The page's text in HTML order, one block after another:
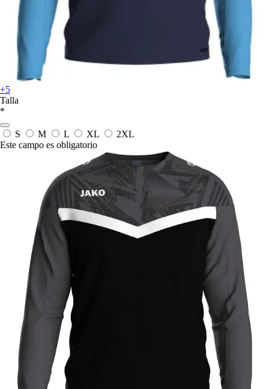
+5
Talla
*
S M L XL
2XL
Este campo es obligatorio